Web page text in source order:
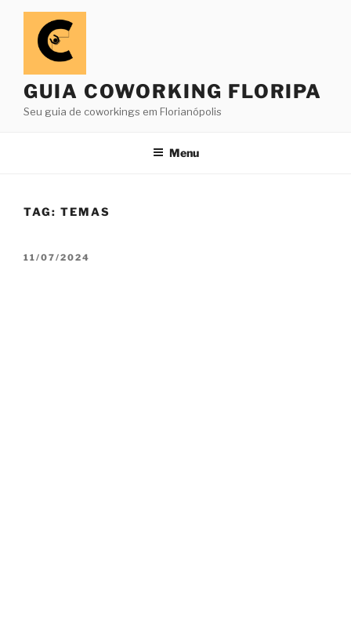
Pular
conteúdo
GUIA COWORKING FLORIPA
Seu guia de coworkings em Florianópolis
Menu
TAG: TEMAS
PUBLICADO
11/07/2024